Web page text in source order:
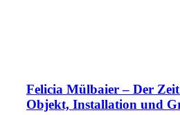
Felicia Mülbaier – Der
Objekt, Installation und